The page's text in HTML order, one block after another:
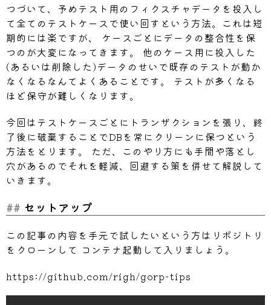
つづいて、予めテスト用のフィクスチャデータを投入し
て全てのテストケースで使い回すという方法。これは短
期的には楽ですが、 ケースごとにデータの整合性を保
つのが大変になってきます。 他のケース用に投入した
(あるいは削除した)データのせいで既存のテストが動か
なくなるなんてよくあることです。 テストが多くなる
ほど保守が難しくなります。
今回はテストケースごとにトランザクションを張り、終
了後に破棄することでDBを常にクリーンに保つという
方法をとります。 ただ、このやり方にも手間や落とし
穴があるのでそれを軽減、回避する策を併せて解説して
いきます。
セットアップ
この記事の内容を手元で試したいという方はリポジトリ
をクローンして コンテナ起動して入りましょう。
https://github.com/righ/gorp-tips